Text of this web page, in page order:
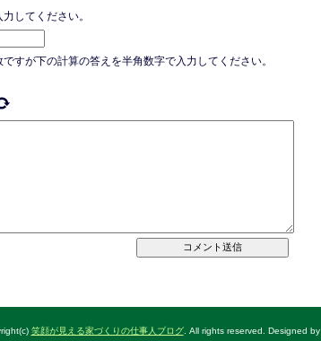
してください。
すが下の計算の答えを半角数字で入力してください。
笑顔が見える家づくりの仕事人ブログ. All rights reserved. Designed by